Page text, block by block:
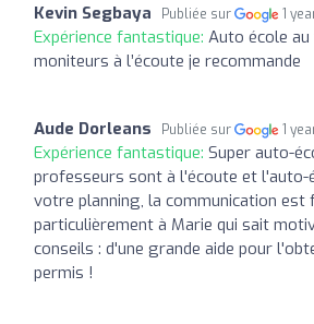
Kevin Segbaya Publiée sur 1
Expérience fantastique: Auto école
moniteurs à l’écoute je recommande
Aude Dorleans Publiée sur 1
Expérience fantastique: Super auto-
professeurs sont à l'écoute et l'auto-
votre planning, la communication est
particulièrement à Marie qui sait
conseils : d'une grande aide pour
permis !